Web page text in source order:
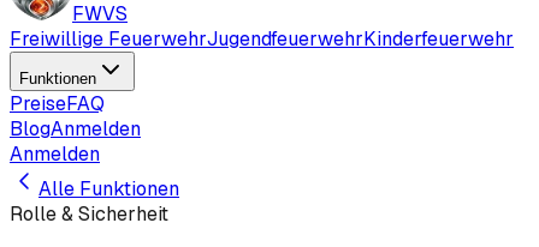
FWVS
Freiwillige FeuerwehrJugendfeuerwehrKinderfeuerwehr
Funktionen
PreiseFAQ
BlogAnmelden
Anmelden
Alle Funktionen
Rolle & Sicherheit